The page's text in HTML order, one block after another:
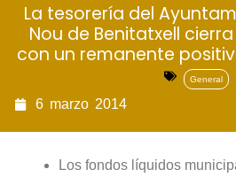
La tesorería del
Nou de Benitatxell
con un remanente positivo
General
6 marzo 2014
Los fondos líquidos